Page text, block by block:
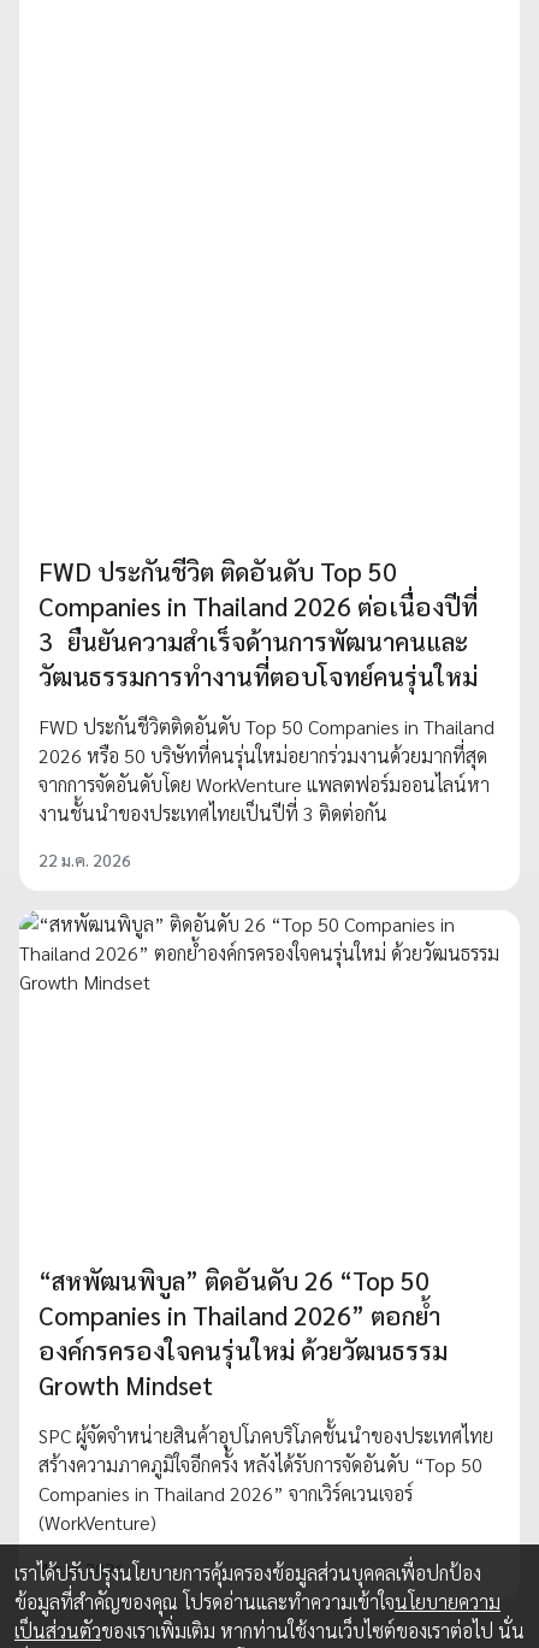
FWD ประกันชีวิต ติดอันดับ Top 50
Companies in Thailand 2026 ต่อเนื่องปีที่
3 ยืนยันความสำเร็จด้านการพัฒนาคนและ
วัฒนธรรมการทำงานที่ตอบโจทย์คนรุ่นใหม่
FWD ประกันชีวิตติดอันดับ Top 50 Companies in Thailand
2026 หรือ 50 บริษัทที่คนรุ่นใหม่อยากร่วมงานด้วยมากที่สุด
จากการจัดอันดับโดย WorkVenture แพลตฟอร์มออนไลน์หา
งานชั้นนำของประเทศไทยเป็นปีที่ 3 ติดต่อกัน
22 ม.ค. 2026
“สหพัฒนพิบูล” ติดอันดับ 26 “Top 50
Companies in Thailand 2026” ตอกย้ำ
องค์กรครองใจคนรุ่นใหม่ ด้วยวัฒนธรรม
Growth Mindset
SPC ผู้จัดจำหน่ายสินค้าอุปโภคบริโภคชั้นนำของประเทศไทย
สร้างความภาคภูมิใจอีกครั้ง หลังได้รับการจัดอันดับ “Top 50
Companies in Thailand 2026” จากเวิร์คเวนเจอร์
(WorkVenture)
4 ก.พ. 2026
เราได้ปรับปรุงนโยบายการคุ้มครองข้อมูลส่วนบุคคลเพื่อปกป้อง
ข้อมูลที่สำคัญของคุณ โปรดอ่านและทำความเข้าใจนโยบายความ
เป็นส่วนตัวของเราเพิ่มเติม หากท่านใช้งานเว็บไซต์ของเราต่อไป นั่น